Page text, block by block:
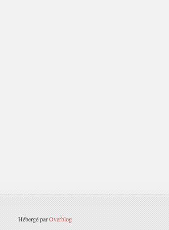
Hébergé parOverblog